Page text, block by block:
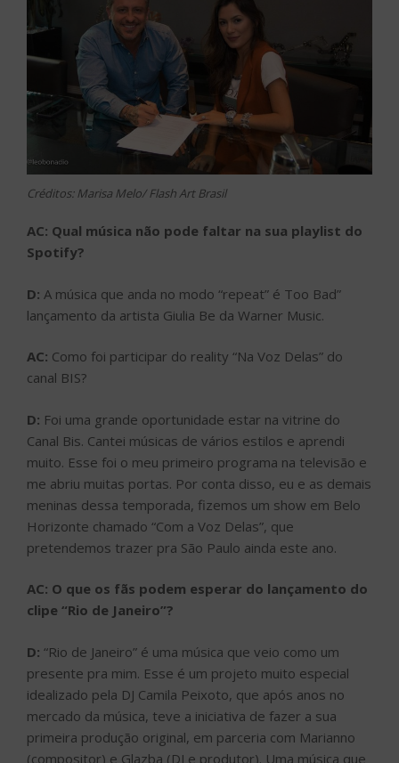
Créditos: Marisa Melo/ Flash Art Brasil
AC: Qual música não pode faltar na sua playlist do
Spotify?
D: A música que anda no modo “repeat” é Too Bad”
lançamento da artista Giulia Be da Warner Music.
AC: Como foi participar do reality “Na Voz Delas” do
canal BIS?
D: Foi uma grande oportunidade estar na vitrine do
Canal Bis. Cantei músicas de vários estilos e aprendi
muito. Esse foi o meu primeiro programa na televisão e
me abriu muitas portas. Por conta disso, eu e as demais
meninas dessa temporada, fizemos um show em Belo
Horizonte chamado “Com a Voz Delas”, que
pretendemos trazer pra São Paulo ainda este ano.
AC: O que os fãs podem esperar do lançamento do
clipe “Rio de Janeiro”?
D: “Rio de Janeiro” é uma música que veio como um
presente pra mim. Esse é um projeto muito especial
idealizado pela DJ Camila Peixoto, que após anos no
mercado da música, teve a iniciativa de fazer a sua
primeira produção original, em parceria com Marianno
(compositor) e Glazba (DJ e produtor). Uma música que